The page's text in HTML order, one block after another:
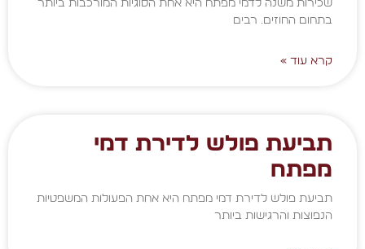
שכירות משנה לדמי מפתח היא אחת הסוגיות המורכבות ביותר
בתחום החוזים. רבים
קרא עוד »
תביעת פולש לדירת דמי
מפתח
תביעת פולש לדירת דמי מפתח היא אחת הפעולות המשפטיות
הנפוצות והרגישות ביותר